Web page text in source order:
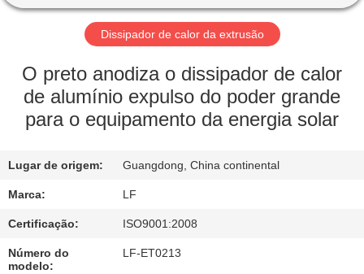
SOBRE
VISITA
CONTROLE
DE
QUALIDADE
Dissipador de calor da extrusão
O preto anodiza o dissipador de calor
de alumínio expulso do poder grande
para o equipamento da energia solar
Lugar de origem: Guangdong, China continental
Marca: LF
Certificação: ISO9001:2008
Número do
modelo:
LF-ET0213